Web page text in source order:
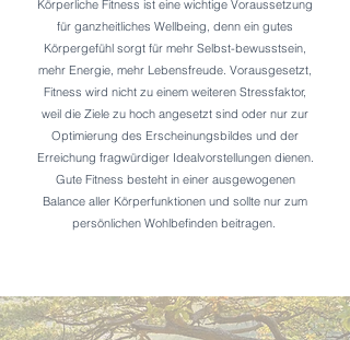
Körperliche Fitness ist eine wichtige Voraussetzung
für ganzheitliches Wellbeing, denn ein gutes
Körpergefühl sorgt für mehr Selbst-bewusstsein,
mehr Energie, mehr Lebensfreude. Vorausgesetzt,
Fitness wird nicht zu einem weiteren Stressfaktor,
weil die Ziele zu hoch angesetzt sind oder nur zur
Optimierung des Erscheinungsbildes und der
Erreichung fragwürdiger Idealvorstellungen dienen.
Gute Fitness besteht in einer ausgewogenen
Balance aller Körperfunktionen und sollte nur zum
persönlichen Wohlbefinden beitragen.